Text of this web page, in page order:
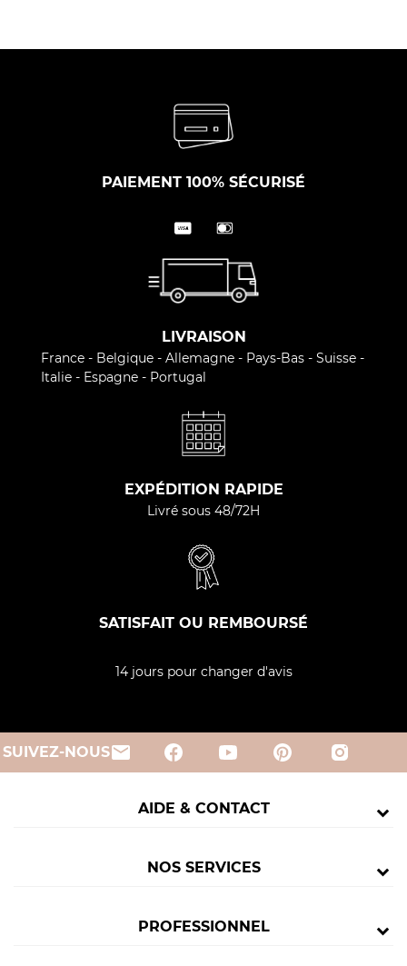
PAIEMENT 100% SÉCURISÉ
LIVRAISON
France - Belgique - Allemagne - Pays-Bas - Suisse -
Italie - Espagne - Portugal
EXPÉDITION RAPIDE
Livré sous 48/72H
SATISFAIT OU REMBOURSÉ
14 jours pour changer d'avis
SUIVEZ-NOUSemail
AIDE & CONTACT
NOS SERVICES
PROFESSIONNEL